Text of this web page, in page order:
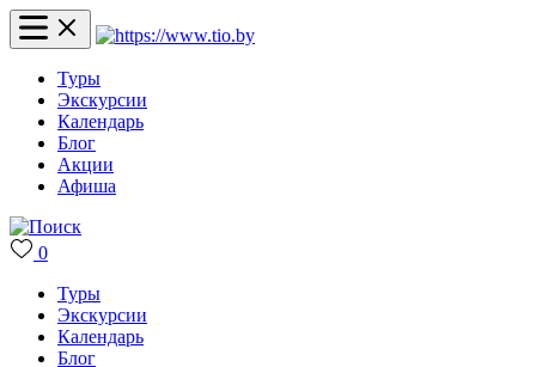
Туры
Экскурсии
Календарь
Блог
Акции
Афиша
0
Туры
Экскурсии
Календарь
Блог